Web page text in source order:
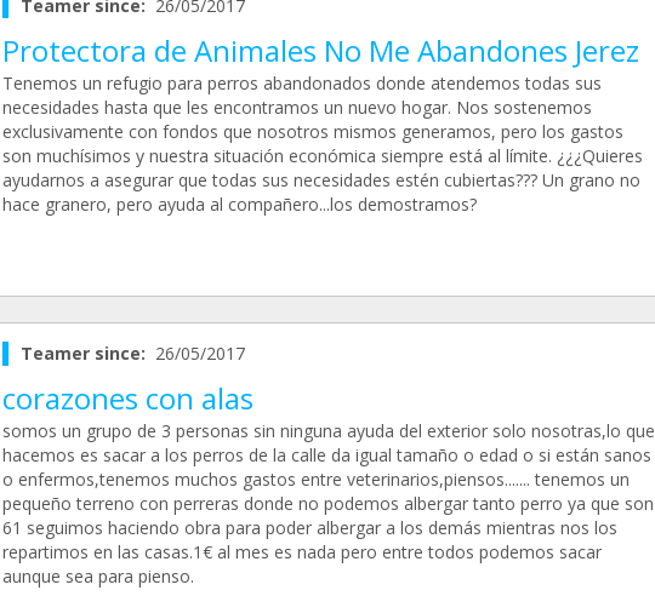
Teamer since: 26/05/2017
Protectora de Animales No Me Abandones Jerez
Tenemos un refugio para perros abandonados donde atendemos todas sus
necesidades hasta que les encontramos un nuevo hogar. Nos sostenemos
exclusivamente con fondos que nosotros mismos generamos, pero los gastos
son muchísimos y nuestra situación económica siempre está al límite. ¿¿¿Quieres
ayudarnos a asegurar que todas sus necesidades estén cubiertas??? Un grano no
hace granero, pero ayuda al compañero...los demostramos?
Teamer since: 26/05/2017
corazones con alas
somos un grupo de 3 personas sin ninguna ayuda del exterior solo nosotras,lo que
hacemos es sacar a los perros de la calle da igual tamaño o edad o si están sanos
o enfermos,tenemos muchos gastos entre veterinarios,piensos....... tenemos un
pequeño terreno con perreras donde no podemos albergar tanto perro ya que son
61 seguimos haciendo obra para poder albergar a los demás mientras nos los
repartimos en las casas.1€ al mes es nada pero entre todos podemos sacar
aunque sea para pienso.